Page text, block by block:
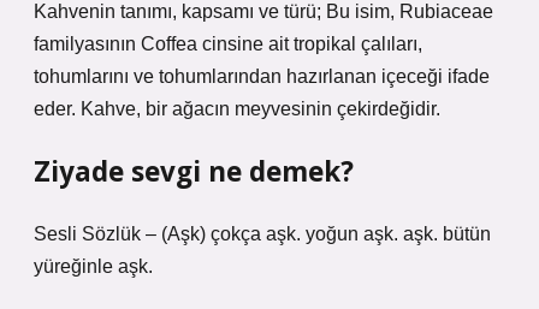
Kahvenin tanımı, kapsamı ve türü; Bu isim, Rubiaceae
familyasının Coffea cinsine ait tropikal çalıları,
tohumlarını ve tohumlarından hazırlanan içeceği ifade
eder. Kahve, bir ağacın meyvesinin çekirdeğidir.
Ziyade sevgi ne demek?
Sesli Sözlük – (Aşk) çokça aşk. yoğun aşk. aşk. bütün
yüreğinle aşk.